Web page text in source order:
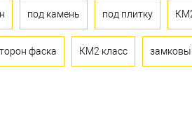
под камень под плитку
фаска КМ2 класс